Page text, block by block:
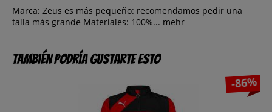
Marca: Zeus es más pequeño: recomendamos pedir una
talla más grande Materiales: 100%... mehr
También podría gustarte esto
-86%